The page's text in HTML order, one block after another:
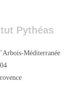
Pythéas
Méditerranée